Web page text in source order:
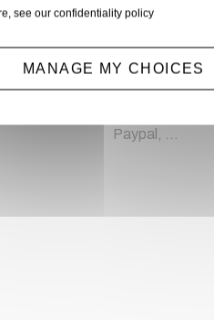
Paiement
Paypal, ...
see our confidentiality policy
MANAGE MY CHOICES